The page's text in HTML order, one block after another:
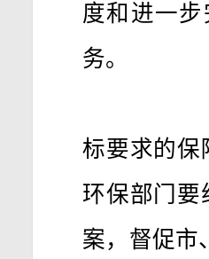
度和进一
务。
标要求的保
环保部门要
案，督促市